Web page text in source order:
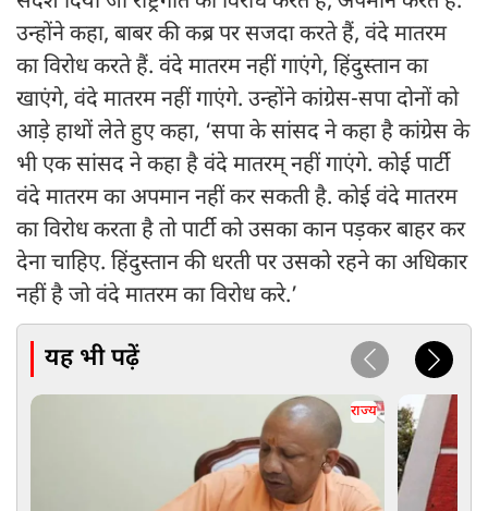
उन्होंने कहा, बाबर की कब्र पर सजदा करते हैं, वंदे मातरम
का विरोध करते हैं. वंदे मातरम नहीं गाएंगे, हिंदुस्तान का
खाएंगे, वंदे मातरम नहीं गाएंगे. उन्होंने कांग्रेस-सपा दोनों को
आड़े हाथों लेते हुए कहा, ‘सपा के सांसद ने कहा है कांग्रेस के
भी एक सांसद ने कहा है वंदे मातरम् नहीं गाएंगे. कोई पार्टी
वंदे मातरम का अपमान नहीं कर सकती है. कोई वंदे मातरम
का विरोध करता है तो पार्टी को उसका कान पड़कर बाहर कर
देना चाहिए. हिंदुस्तान की धरती पर उसको रहने का अधिकार
नहीं है जो वंदे मातरम का विरोध करे.’
यह भी पढ़ें
राज्य